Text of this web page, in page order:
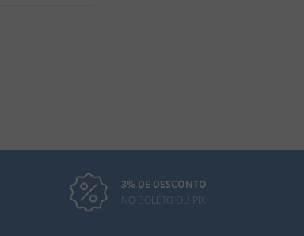
3% DE DESCONTO
NO BOLETO OU PIX